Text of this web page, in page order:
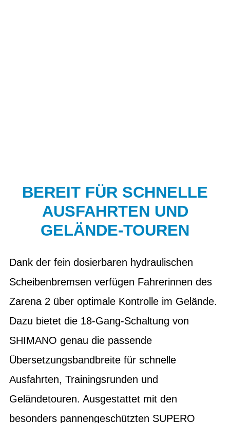
BEREIT FÜR SCHNELLE
AUSFAHRTEN UND
GELÄNDE-TOUREN
Dank der fein dosierbaren hydraulischen
Scheibenbremsen verfügen Fahrerinnen des
Zarena 2 über optimale Kontrolle im Gelände.
Dazu bietet die 18-Gang-Schaltung von
SHIMANO genau die passende
Übersetzungsbandbreite für schnelle
Ausfahrten, Trainingsrunden und
Geländetouren. Ausgestattet mit den
besonders pannengeschützten SUPERO